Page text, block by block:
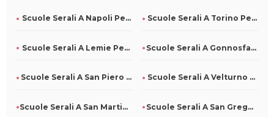
Scuole Serali A Napoli Per Tutti Scuole Serali A Torino Per Tutti
Scuole Serali A Lemie Per Tutti Scuole Serali A Gonnosfanadiga Per Tutti
Scuole Serali A San Piero Patti Per Tutti Scuole Serali A Velturno Per Tutti
Scuole Serali A San Martino Sulla Marrucina Per Tutti Scuole Serali A San Gregorio Magno Per Tutti